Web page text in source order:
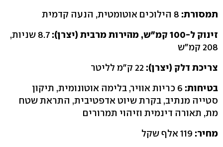
תמסורת:
זינוק ל-100 קמ"ש, מהירות מרבית (יצרן):
8.7 שניות,
208 קמ"ש
צריכת דלק (יצרן):
בטיחות:
6 כריות אוויר, בלימה אוטונומית, תיקון
סטייה מנתיב, בקרת שיוט אדפטיבית, התראת שטח
מת, תאורה דינמית וזיהוי תמרורים
מחיר: